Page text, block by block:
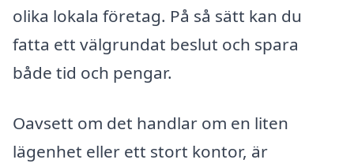
olika lokala företag. På så sätt kan du
fatta ett välgrundat beslut och spara
både tid och pengar.
Oavsett om det handlar om en liten
lägenhet eller ett stort kontor, är